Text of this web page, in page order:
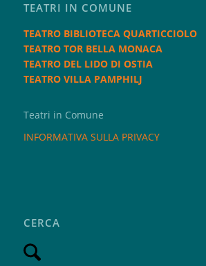
TEATRI IN COMUNE
TEATRO BIBLIOTECA QUARTICCIOLO
TEATRO TOR BELLA MONACA
TEATRO DEL LIDO DI OSTIA
TEATRO VILLA PAMPHILJ
Teatri in Comune
INFORMATIVA SULLA PRIVACY
CERCA